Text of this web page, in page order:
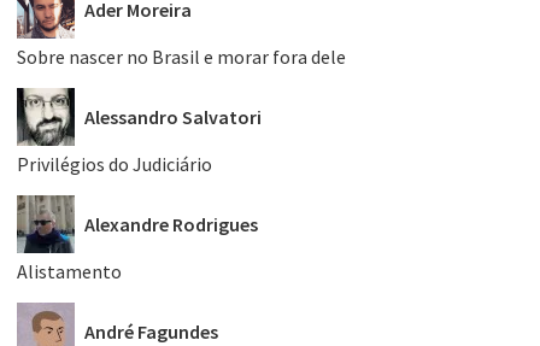
Ader Moreira
Sobre nascer no Brasil e morar fora dele
Alessandro Salvatori
Privilégios do Judiciário
Alexandre Rodrigues
Alistamento
André Fagundes